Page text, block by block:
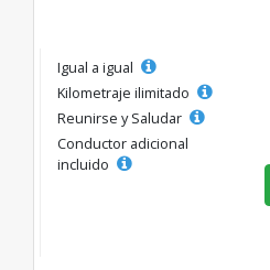
Igual a igual
Kilometraje ilimitado
Reunirse y Saludar
Conductor adicional
incluido